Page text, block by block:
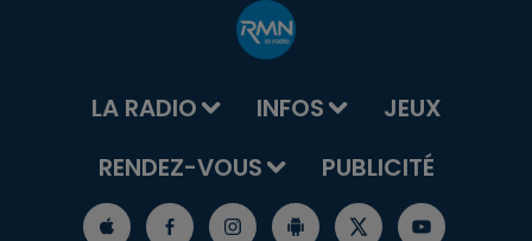
LA RADIO INFOS
JEUX
RENDEZ-VOUS
PUBLICITÉ